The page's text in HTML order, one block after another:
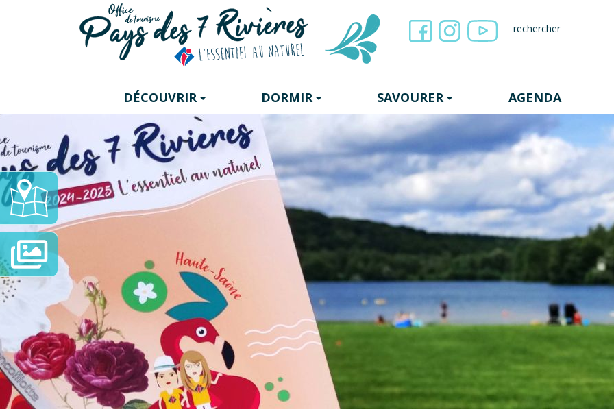
DÉCOUVRIR DORMIR SAVOURER AGENDA
Carte
Interactive
Diaporama
Panneau de gestion des cookies